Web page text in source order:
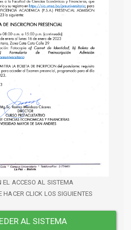
EL ACCESO AL SISTEMA
HACER CLICK LOS SIGUIENTES
AL SISTEMA